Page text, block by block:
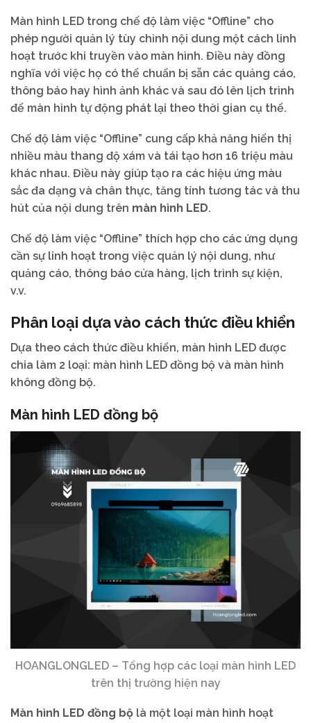
Màn hình LED trong chế độ làm việc “Offline” cho
phép người quản lý tùy chỉnh nội dung một cách linh
hoạt trước khi truyền vào màn hình. Điều này đồng
nghĩa với việc họ có thể chuẩn bị sẵn các quảng cáo,
thông báo hay hình ảnh khác và sau đó lên lịch trình
để màn hình tự động phát lại theo thời gian cụ thể.
Chế độ làm việc “Offline” cung cấp khả năng hiển thị
nhiều màu thang độ xám và tái tạo hơn 16 triệu màu
khác nhau. Điều này giúp tạo ra các hiệu ứng màu
sắc đa dạng và chân thực, tăng tính tương tác và thu
hút của nội dung trên màn hình LED.
Chế độ làm việc “Offline” thích hợp cho các ứng dụng
cần sự linh hoạt trong việc quản lý nội dung, như
quảng cáo, thông báo cửa hàng, lịch trình sự kiện,
v.v.
Phân loại dựa vào cách thức điều khiển
Dựa theo cách thức điều khiển, màn hình LED được
chia làm 2 loại: màn hình LED đồng bộ và màn hình
không đồng bộ.
Màn hình LED đồng bộ
HOANGLONGLED – Tổng hợp các loại màn hình LED
trên thị trường hiện nay
Màn hình LED đồng bộ là một loại màn hình hoạt